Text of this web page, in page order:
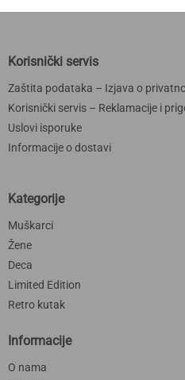
Korisnički servis
Zaštita podataka – Izjava o
Korisnički servis – Reklamacije i
Uslovi isporuke
Informacije o dostavi
Kategorije
Muškarci
Žene
Deca
Limited Edition
Retro kutak
Informacije
O nama